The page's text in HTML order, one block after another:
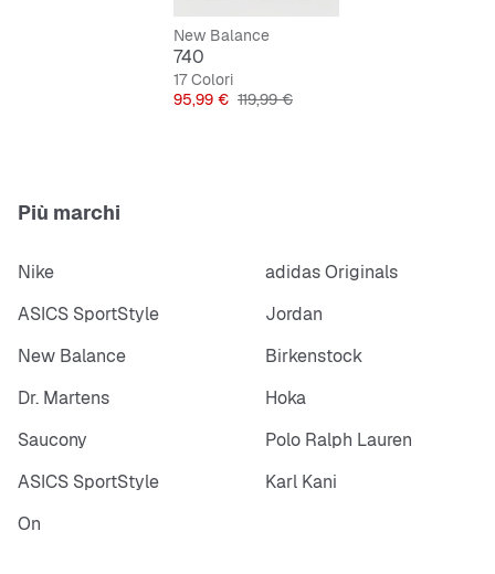
New Balance
740
17 Colori
Prezzo
95,99 € Prezzo originale
119,99 €
Più marchi
Nike
adidas Originals
ASICS SportStyle
Jordan
New Balance
Birkenstock
Dr. Martens
Hoka
Saucony
Polo Ralph Lauren
ASICS SportStyle
Karl Kani
On